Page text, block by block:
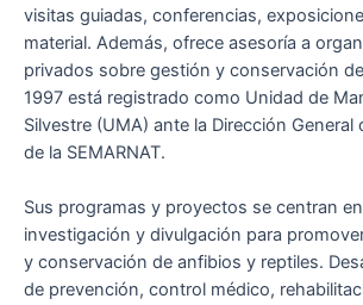
visitas guiadas, conferencias,
material. Además, ofrece asesoría a
privados sobre gestión y conservación
1997 está registrado como Unidad de
Silvestre (UMA) ante la Dirección General
de la SEMARNAT.
Sus programas y proyectos se centran
investigación y divulgación para
y conservación de anfibios y reptiles.
de prevención, control médico,